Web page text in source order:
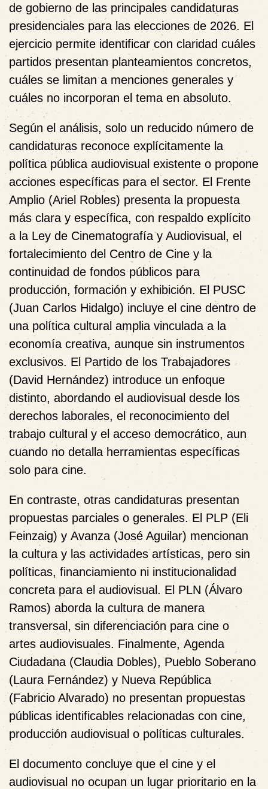
de gobierno de las principales candidaturas
presidenciales para las elecciones de 2026. El
ejercicio permite identificar con claridad cuáles
partidos presentan planteamientos concretos,
cuáles se limitan a menciones generales y
cuáles no incorporan el tema en absoluto.
Según el análisis, solo un reducido número de
candidaturas reconoce explícitamente la
política pública audiovisual existente o propone
acciones específicas para el sector. El Frente
Amplio (Ariel Robles) presenta la propuesta
más clara y específica, con respaldo explícito
a la Ley de Cinematografía y Audiovisual, el
fortalecimiento del Centro de Cine y la
continuidad de fondos públicos para
producción, formación y exhibición. El PUSC
(Juan Carlos Hidalgo) incluye el cine dentro de
una política cultural amplia vinculada a la
economía creativa, aunque sin instrumentos
exclusivos. El Partido de los Trabajadores
(David Hernández) introduce un enfoque
distinto, abordando el audiovisual desde los
derechos laborales, el reconocimiento del
trabajo cultural y el acceso democrático, aun
cuando no detalla herramientas específicas
solo para cine.
En contraste, otras candidaturas presentan
propuestas parciales o generales. El PLP (Eli
Feinzaig) y Avanza (José Aguilar) mencionan
la cultura y las actividades artísticas, pero sin
políticas, financiamiento ni institucionalidad
concreta para el audiovisual. El PLN (Álvaro
Ramos)aborda la cultura de manera
transversal, sin diferenciación para cine o
artes audiovisuales. Finalmente, Agenda
Ciudadana (Claudia Dobles),Pueblo Soberano
(Laura Fernández) y Nueva República
(Fabricio Alvarado) no presentan propuestas
públicas identificables relacionadas con cine,
producción audiovisual o políticas culturales.
El documento concluye que el cine y el
audiovisual no ocupan un lugar prioritario en la